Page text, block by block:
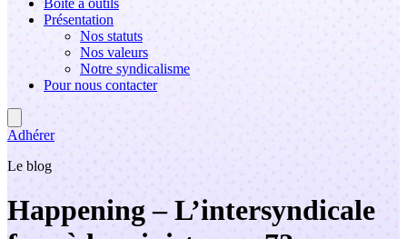
Boîte à outils
Présentation
Nos statuts
Nos valeurs
Notre syndicalisme
Pour nous contacter
Adhérer
Le blog
Happening – L’intersyndicale